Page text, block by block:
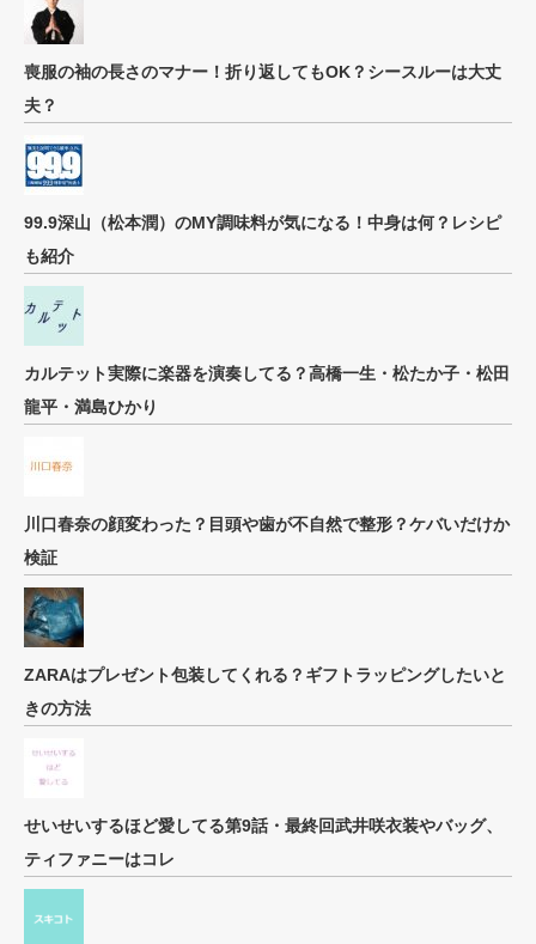
喪服の袖の長さのマナー！折り返してもOK？シースルーは大丈
夫？
99.9深山（松本潤）のMY調味料が気になる！中身は何？レシピ
も紹介
カルテット実際に楽器を演奏してる？高橋一生・松たか子・松田
龍平・満島ひかり
川口春奈の顔変わった？目頭や歯が不自然で整形？ケバいだけか
検証
ZARAはプレゼント包装してくれる？ギフトラッピングしたいと
きの方法
せいせいするほど愛してる第9話・最終回武井咲衣装やバッグ、
ティファニーはコレ